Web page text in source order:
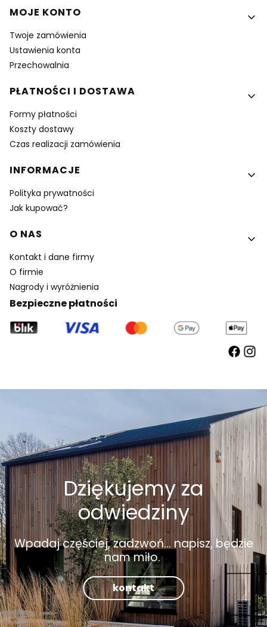
MOJE KONTO
Twoje zamówienia
Ustawienia konta
Przechowalnia
PŁATNOŚCI I DOSTAWA
Formy płatności
Koszty dostawy
Czas realizacji zamówienia
INFORMACJE
Polityka prywatności
Jak kupować?
O NAS
Kontakt i dane firmy
O firmie
Nagrody i wyróżnienia
Bezpieczne płatności
Dziękujemy za
odwiedziny
Wpadaj częściej, zadzwoń... napisz, będzie
nam miło.
kontakt